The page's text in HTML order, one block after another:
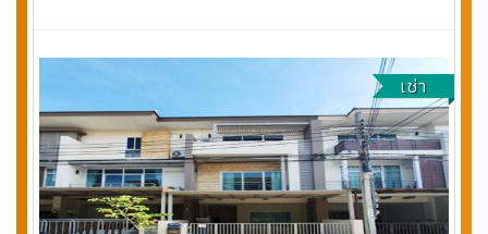
เช่า